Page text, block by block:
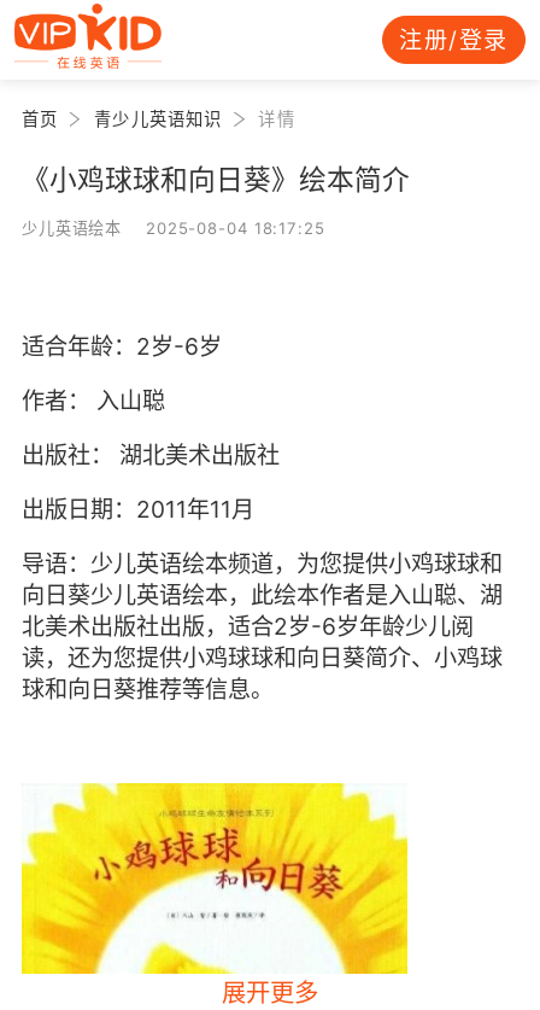
注册/登录
首页 青少儿英语知识 详情
《小鸡球球和向日葵》绘本简介
少儿英语绘本 2025-08-04 18:17:25
适合年龄：2岁-6岁
作者：
入山聪
出版社：
湖北美术出版社
出版日期：2011年11月
导语：少儿英语绘本频道，为您提供小鸡球球和
向日葵少儿英语绘本，此绘本作者是入山聪、湖
北美术出版社出版，适合2岁-6岁年龄少儿阅
读，还为您提供小鸡球球和向日葵简介、小鸡球
球和向日葵推荐等信息。
展开更多